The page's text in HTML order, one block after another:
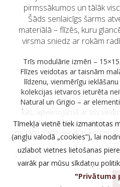
pirmssākumos un tālāk
Šāds senlaicīgs šarms
materiālā – flīzēs, kuru
virsma sniedz ar rokām
Trīs modulārie izmēri –
Flīzes veidotas ar taisnām
līdzenu, vienmērīgu
kolekcijas ietvaros ieturēta
Natural un Grigio – ar
kas, apvienojumā ar trīs veidu
motīviem (krāsaini ziedi,
motīvs), rada vairākas
Tīmekļa vietnē tiek izmantotas
(angļu valodā „cookies”), lai
uzlabot vietnes lietošanas
vairāk par mūsu sīkdatņu
"Privātuma